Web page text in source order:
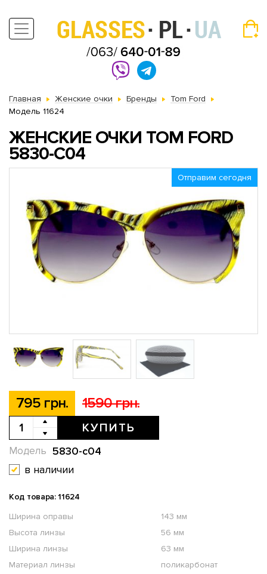
Главная Женские очки Бренды
Tom Ford
Модель 11624
ЖЕНСКИЕ ОЧКИ TOM FORD
5830-C04
Отправим сегодня
795 грн. 1590 грн.
КУПИТЬ
5830-c04
Модель
в наличии
Код товара: 11624
Ширина оправы
143 мм
Высота линзы
56 мм
Ширина линзы
63 мм
Материал линзы
поликарбонат